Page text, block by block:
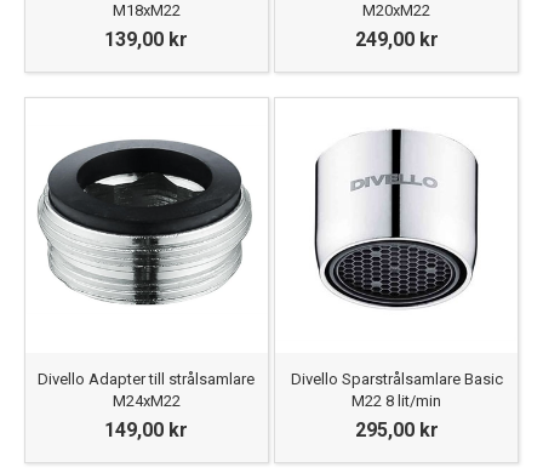
M18xM22
139,00 kr
M20xM22
249,00 kr
Divello Adapter till strålsamlare
M24xM22
149,00 kr
Divello Sparstrålsamlare Basic
M22 8 lit/min
295,00 kr